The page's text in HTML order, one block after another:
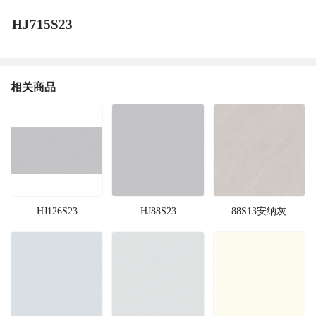
HJ715S23
相关商品
HJ126S23 HJ88S23 88S13安纳灰